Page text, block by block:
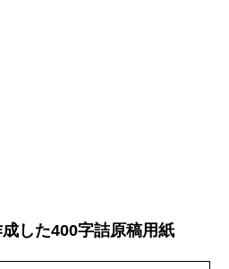
した400字詰原稿用紙